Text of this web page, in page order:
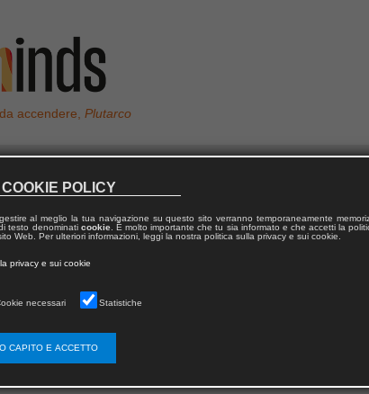
accendere, Plutarco
POLICY
al meglio la tua navigazione su questo sito verranno temporaneamente
testo denominati cookie. È molto importante che tu sia informato e che accetti la
Web. Per ulteriori informazioni, leggi la nostra politica sulla privacy e sui cookie.
privacy e sui cookie
necessari Statistiche
CAPITO E ACCETTO